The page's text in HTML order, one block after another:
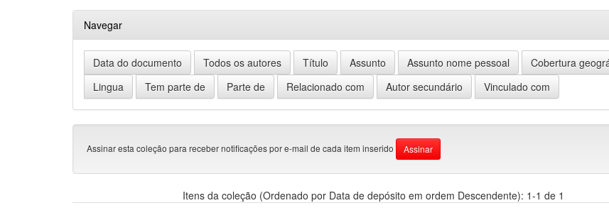
Navegar
Assinar esta coleção para receber notificações por e-mail de cada item inserido
Itens da coleção (Ordenado por Data de depósito em ordem Descendente): 1-1 de 1